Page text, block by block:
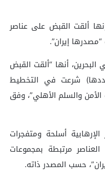
إنها ألقت القبض على عناصر
إيران”.
البحرين، أنها “ألقت القبض
شرعت في التخطيط
والسلم الأهلي”، وفق
أسلحة ومتفجرات
مرتبطة بمجموعات
حسب المصدر ذاته.